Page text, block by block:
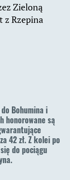
Zieloną
z Rzepina
Bohumina i
honorowane są
42 zł.Z kolei po
do pociągu